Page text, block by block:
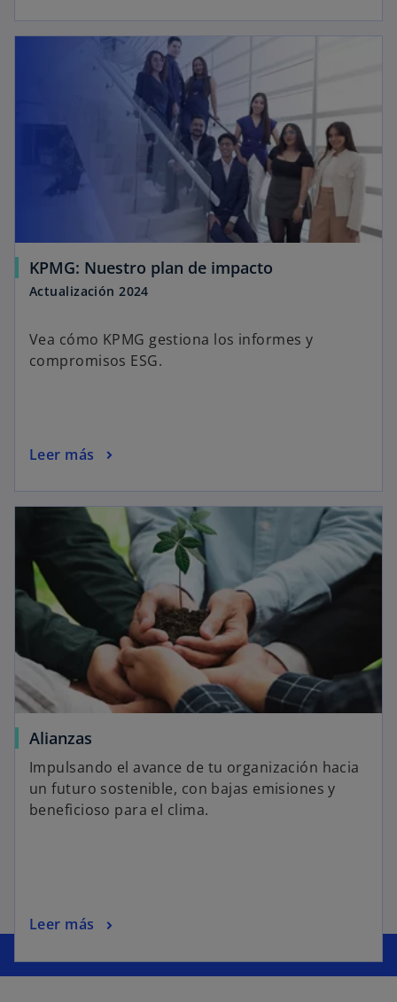
KPMG: Nuestro plan de impacto
Actualización 2024
Vea cómo KPMG gestiona los informes y
compromisos ESG.
Leer más
Alianzas
Impulsando el avance de tu organización hacia
un futuro sostenible, con bajas emisiones y
beneficioso para el clima.
Leer más